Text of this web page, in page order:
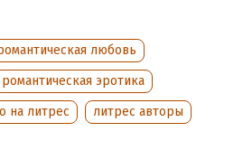
любовь
романтическая эротика
на литрес литрес авторы